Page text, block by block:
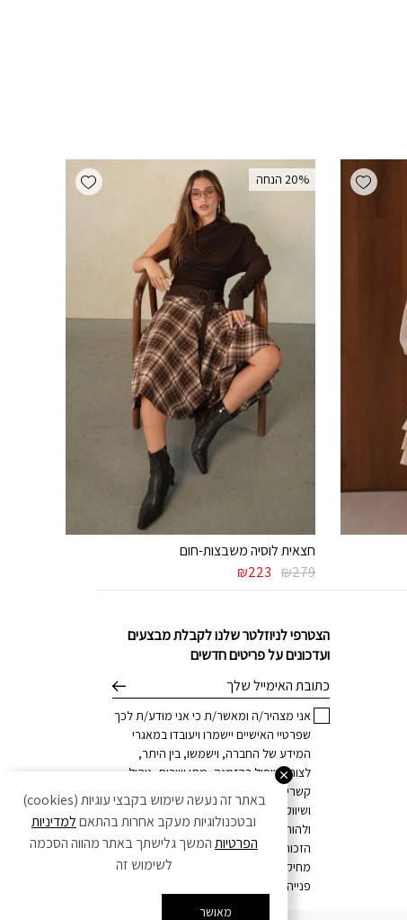
Add wishlist
Add wishlist ‫20% הנחה
חצאית לוסיה משבצות-חום
₪279
המחיר₪223
הצטרפי לניוזלטר שלנו לקבלת מבצעים
ועדכונים על פריטים חדשים
דוא׳׳ל
אני מצהיר/ה ומאשר/ת כי אני מודע/ת לכך
שפרטיי האישיים יישמרו ויעובדו במאגרי
המידע של החברה, וישמשו, בין היתר,
לצורך טיפול בהזמנה, מתן שירות, ניהול
קשרי לקוחות, וכן לצרכים מסחריים
ושיווקיים, הכל בהתאםלמדיניות הפרטיות,
ולהוראות הדין. ידוע לי כי בכל עת עומדת לי
הזכות לחזור בי מהסכמתי ו/או לדרוש את
מחיקת פרטיי האישיים, וזאת באמצעות
פנייה לחברה במייל:
באתר זה נעשה שימוש בקבצי עוגיות (cookies)
ובטכנולוגיות מעקב אחרות בהתאםלמדיניות
הפרטיותהמשך גלישתך באתר מהווה הסכמה
לשימוש זה
מאושר